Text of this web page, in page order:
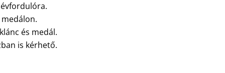
és medál.
is kérhető.